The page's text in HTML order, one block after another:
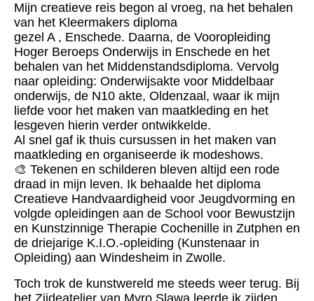
Mijn creatieve reis begon al vroeg, na het behalen
van het Kleermakers diploma
gezel A , Enschede. Daarna, de Vooropleiding
Hoger Beroeps Onderwijs in Enschede en het
behalen van het Middenstandsdiploma. Vervolg
naar opleiding: Onderwijsakte voor Middelbaar
onderwijs, de N10 akte, Oldenzaal, waar ik mijn
liefde voor het maken van maatkleding en het
lesgeven hierin verder ontwikkelde.
Al snel gaf ik thuis cursussen in het maken van
maatkleding en organiseerde ik modeshows.
🎨 Tekenen en schilderen bleven altijd een rode
draad in mijn leven. Ik behaalde het diploma
Creatieve Handvaardigheid voor Jeugdvorming en
volgde opleidingen aan de School voor Bewustzijn
en Kunstzinnige Therapie Cochenille in Zutphen en
de driejarige K.I.O.-opleiding (Kunstenaar in
Opleiding) aan Windesheim in Zwolle.
Toch trok de kunstwereld me steeds weer terug. Bij
het Zijdeatelier van Myro Slawa leerde ik zijden